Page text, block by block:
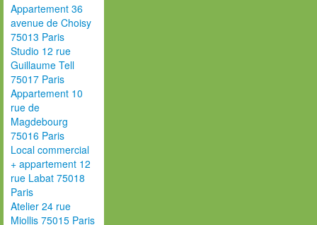
Appartement 36
avenue de Choisy
75013 Paris
Studio 12 rue
Guillaume Tell
75017 Paris
Appartement 10
rue de
Magdebourg
75016 Paris
Local commercial
+ appartement 12
rue Labat 75018
Paris
Atelier 24 rue
Miollis 75015 Paris